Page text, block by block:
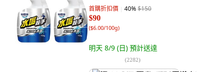
首購折扣價 40%$150
$90
($6.00/100g)
明天 8/9 (日) 預計送達
(2282)